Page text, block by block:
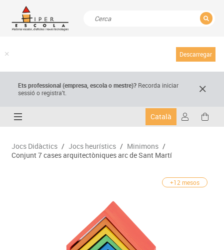
Descarregar
Ets professional (empresa,escola o mestre)? Recorda iniciar
sessió o registra't.
Català
Jocs Didàctics / Jocs heurístics / Minimons /
Conjunt 7 cases arquitectòniques arc de Sant Martí
+12 mesos